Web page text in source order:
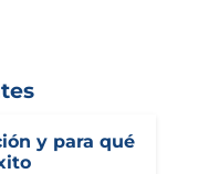
y para qué